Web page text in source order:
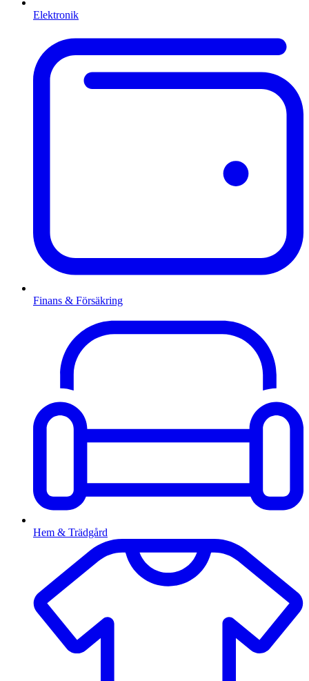
Elektronik
Finans & Försäkring
Hem & Trädgård